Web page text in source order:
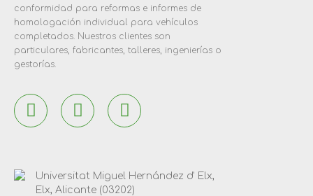
conformidad para reformas e informes de
homologación individual para vehículos
completados. Nuestros clientes son
particulares, fabricantes, talleres, ingenierías o
gestorías.
Universitat Miguel Hernández d' Elx,
Elx, Alicante (03202)